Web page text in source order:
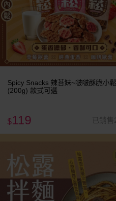
Spicy Snacks 辣苔妹~啵啵酥脆小
(200g) 款式可選
$119 已銷售